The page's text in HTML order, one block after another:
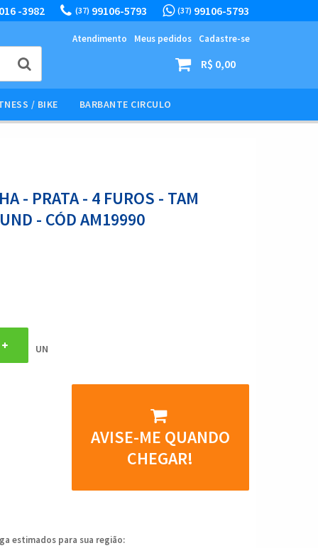
-3982 (37) 99106-5793 (37) 99106-5793
Atendimento Meus pedidos Cadastre-se
R$ 0,00
/ BIKE BARBANTE CIRCULO
- PRATA - 4 FUROS - TAM
- CÓD AM19990
UN
AVISE-ME QUANDO
CHEGAR!
estimados para sua região: